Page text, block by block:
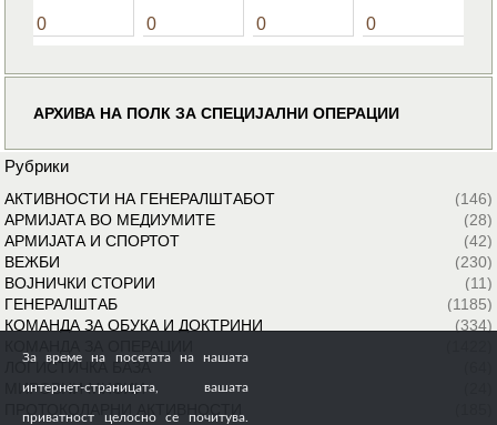
0 0 0 0
АРХИВА НА ПОЛК ЗА СПЕЦИЈАЛНИ ОПЕРАЦИИ
Рубрики
АКТИВНОСТИ НА ГЕНЕРАЛШТАБОТ
(146)
АРМИЈАТА ВО МЕДИУМИТЕ
(28)
АРМИЈАТА И СПОРТОТ
(42)
ВЕЖБИ
(230)
ВОЈНИЧКИ СТОРИИ
(11)
ГЕНЕРАЛШТАБ
(1185)
КОМАНДА ЗА ОБУКА И ДОКТРИНИ
(334)
ЛОГИСТИЧКА БАЗА
МИРОВНИ МИСИИ
За време на посетата на нашата
интернет-страницата, вашата
приватност целосно се почитува.